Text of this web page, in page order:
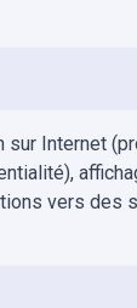
sur Internet
vers des